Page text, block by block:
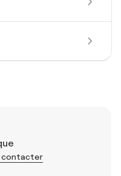
contacter